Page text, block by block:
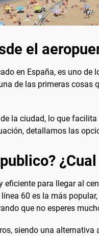
el
en España, es uno
de las primeras
la ciudad, lo que
detallamos las
para llegar al
60 es la más
que no esperes
siendo una